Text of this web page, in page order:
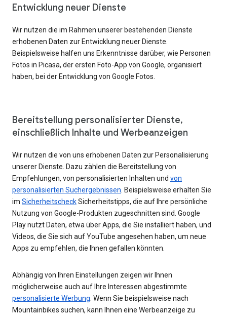
Entwicklung neuer Dienste
Wir nutzen die im Rahmen unserer bestehenden Dienste
erhobenen Daten zur Entwicklung neuer Dienste.
Beispielsweise halfen uns Erkenntnisse darüber, wie Personen
Fotos in Picasa, der ersten Foto-App von Google, organisiert
haben, bei der Entwicklung von Google Fotos.
Bereitstellung personalisierter Dienste,
einschließlich Inhalte und Werbeanzeigen
Wir nutzen die von uns erhobenen Daten zur Personalisierung
unserer Dienste. Dazu zählen die Bereitstellung von
Empfehlungen, von personalisierten Inhalten und von
personalisierten Suchergebnissen . Beispielsweise erhalten Sie
im SicherheitscheckSicherheitstipps, die auf Ihre persönliche
Nutzung von Google-Produkten zugeschnitten sind. Google
Play nutzt Daten, etwa über Apps, die Sie installiert haben, und
Videos, die Sie sich auf YouTube angesehen haben, um neue
Apps zu empfehlen, die Ihnen gefallen könnten.
Abhängig von Ihren Einstellungen zeigen wir Ihnen
möglicherweise auch auf Ihre Interessen abgestimmte
personalisierte Werbung . Wenn Sie beispielsweise nach
Mountainbikes suchen, kann Ihnen eine Werbeanzeige zu